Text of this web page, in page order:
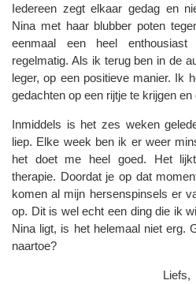
Iedereen zegt elkaar gedag en
Nina met haar blubber poten
eenmaal een heel
regelmatig. Als ik terug ben in de
leger, op een positieve manier. Ik
gedachten op een rijtje te krijgen en
Inmiddels is het zes weken
liep. Elke week ben ik er weer
het doet me heel goed. Het
therapie. Doordat je op dat
komen al mijn hersenspinsels er
op. Dit is wel echt een ding die ik
Nina ligt, is het helemaal niet erg.
naartoe?
Liefs,